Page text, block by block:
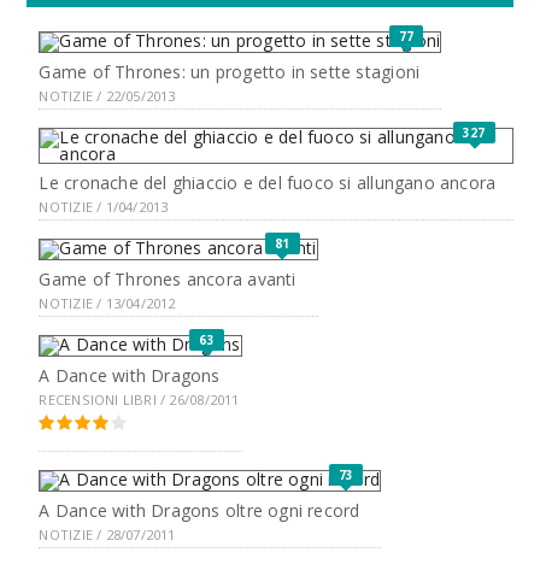
77
Game of Thrones: un progetto in sette stagioni
NOTIZIE / 22/05/2013
327
Le cronache del ghiaccio e del fuoco si allungano ancora
NOTIZIE / 1/04/2013
81
Game of Thrones ancora avanti
NOTIZIE / 13/04/2012
63
A Dance with Dragons
RECENSIONI LIBRI / 26/08/2011
73
A Dance with Dragons oltre ogni record
NOTIZIE / 28/07/2011